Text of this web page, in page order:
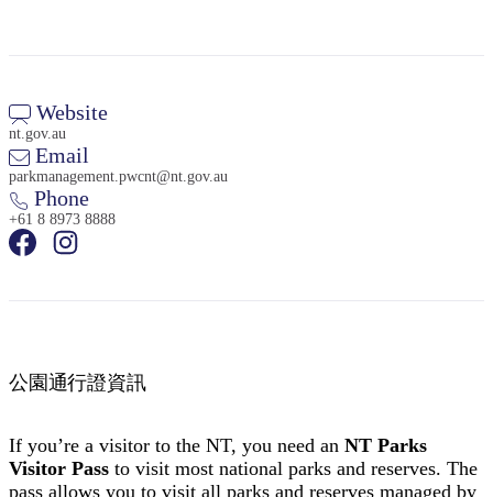
Website
nt.gov.au
Email
parkmanagement.pwcnt@nt.gov.au
Phone
+61 8 8973 8888
公園通行證資訊
If you’re a visitor to the NT, you need an NT Parks
Visitor Pass to visit most national parks and reserves. The
pass allows you to visit all parks and reserves managed by